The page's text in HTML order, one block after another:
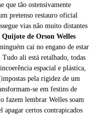
que tão ostensivamente
pretenso restauro oficial
vias não muito distantes
Quijote de Orson Welles
cai no engano de estar
ali está retalhado, todas
espacial e plástica,
pela rigidez de um
se em festins de
fazem lembrar Welles soam
apagar certos contrapicados